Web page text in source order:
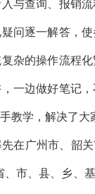
与查询、报销
问逐一解答，
杂的操作流程
一边做好笔记
教学，解决了大
广州市、韶关
、市、县、乡、